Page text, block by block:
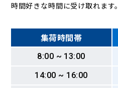
時間好きな時間に受け取れます。
集荷時間帯
8:00 ~ 13:00
14:00 ~ 16:00